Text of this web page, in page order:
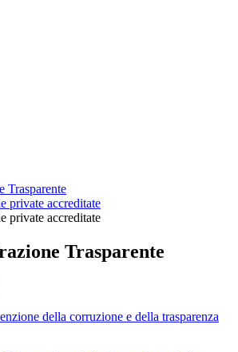
Trasparente
private accreditate
private accreditate
Trasparente
della corruzione e della trasparenza